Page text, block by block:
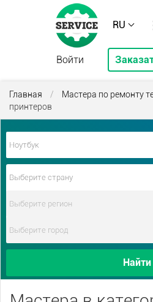
RU
Войти
Главная / Мастера по ремонту
принтеров
Найти